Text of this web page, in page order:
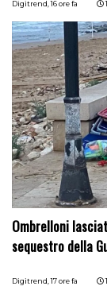
Digitrend,16 ore fa
Ombrelloni
sequestro della
Digitrend,17 ore fa